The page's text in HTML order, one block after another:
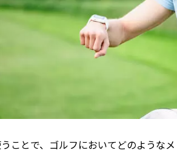
ことで、ゴルフにおいてどのような